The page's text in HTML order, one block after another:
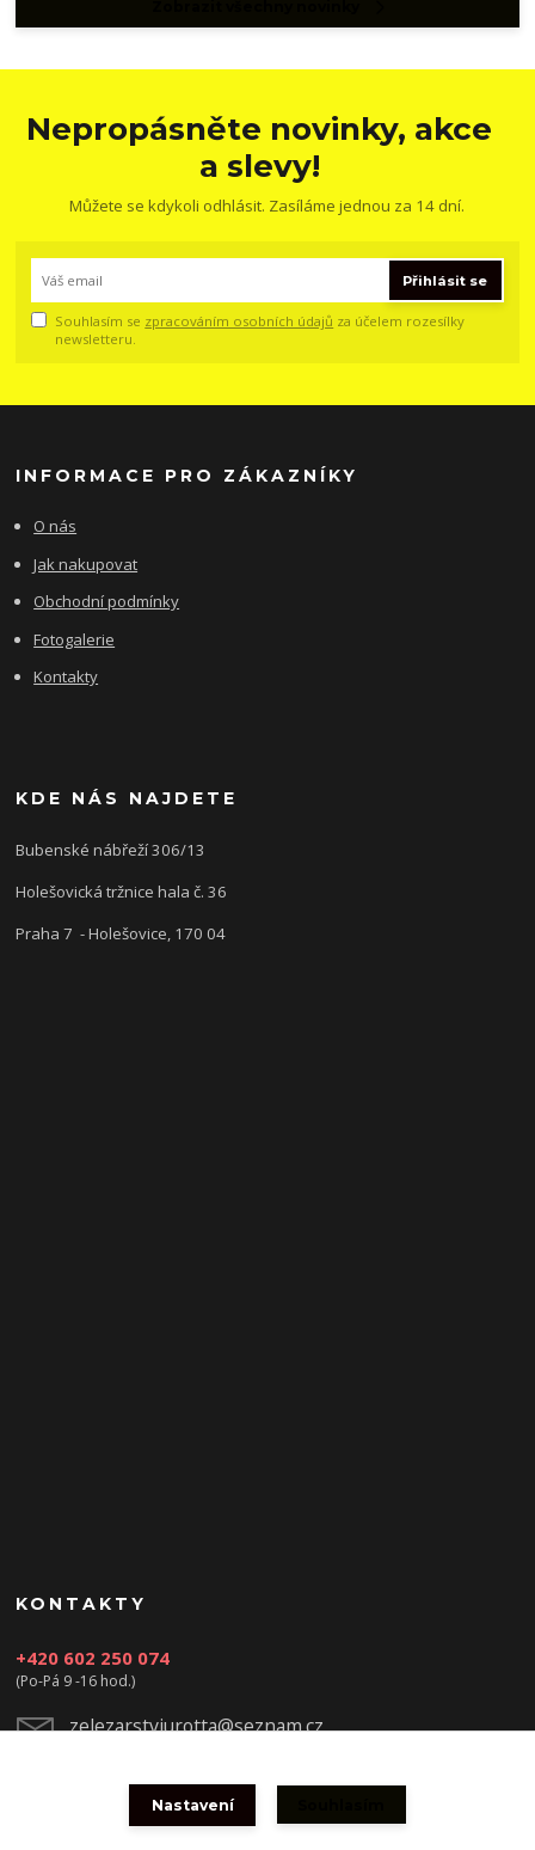
Nepropásněte novinky, akce
a slevy!
Můžete se kdykoli odhlásit. Zasíláme jednou za 14 dní.
Přihlásit se
Souhlasím se zpracováním osobních údajů za účelem rozesílky
newsletteru.
INFORMACE PRO ZÁKAZNÍKY
O nás
Jak nakupovat
Obchodní podmínky
Fotogalerie
Kontakty
KDE NÁS NAJDETE
Bubenské nábřeží 306/13
Holešovická tržnice hala č. 36
Praha 7 - Holešovice, 170 04
KONTAKTY
+420 602 250 074
(Po-Pá 9 -16 hod.)
zelezarstviurotta@seznam.cz
Nastavení